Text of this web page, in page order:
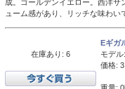
成。ゴールデンイエロー。西洋
ューム感があり、リッチな味わい
在庫あり: 6
Eギガ
モデル:
価格: